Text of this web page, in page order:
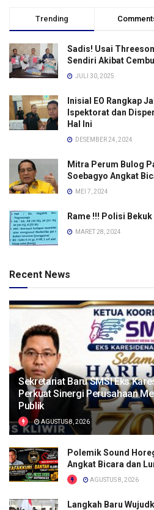
Trending
Sadis! Usai
Sendiri Akibat
JULI 30, 2025
Inisial EO Rangkap
Ispektorat dan
Hal Ini
DESEMBER 24, 2024
Mitra Perum Bulog
Soebagyo Angkat
MEI 7, 2024
Rame !!! Polisi
MARET 28, 2024
Recent News
Sekretariat Baru SMSI Eks
Perkuat Sinergi Perusahaan
Publik
AGUSTUS 8, 2026
Polemik Sound
Angkat Bicara dan
AGUSTUS 8, 2026
Langkah Baru